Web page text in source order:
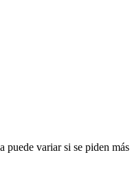
variar si se piden